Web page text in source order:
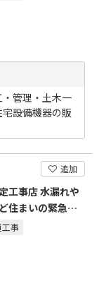
管理・土木一
設備機器の販
追加
工事店 水漏れや
住まいの緊急事
事